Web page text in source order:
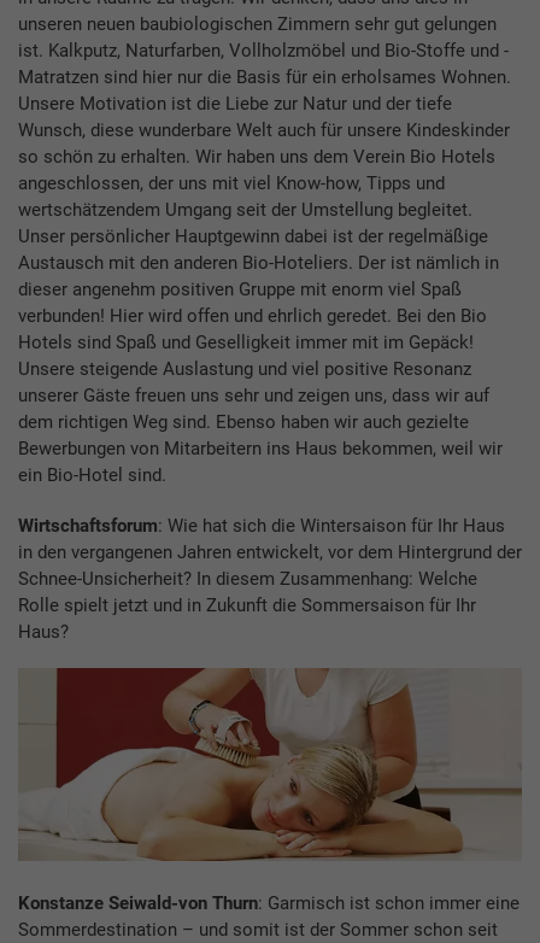
unseren neuen baubiologischen Zimmern sehr gut gelungen
ist. Kalkputz, Naturfarben, Vollholzmöbel und Bio-Stoffe und -
Matratzen sind hier nur die Basis für ein erholsames Wohnen.
Unsere Motivation ist die Liebe zur Natur und der tiefe
Wunsch, diese wunderbare Welt auch für unsere Kindeskinder
so schön zu erhalten. Wir haben uns dem Verein Bio Hotels
angeschlossen, der uns mit viel Know-how, Tipps und
wertschätzendem Umgang seit der Umstellung begleitet.
Unser persönlicher Hauptgewinn dabei ist der regelmäßige
Austausch mit den anderen Bio-Hoteliers. Der ist nämlich in
dieser angenehm positiven Gruppe mit enorm viel Spaß
verbunden! Hier wird offen und ehrlich geredet. Bei den Bio
Hotels sind Spaß und Geselligkeit immer mit im Gepäck!
Unsere steigende Auslastung und viel positive Resonanz
unserer Gäste freuen uns sehr und zeigen uns, dass wir auf
dem richtigen Weg sind. Ebenso haben wir auch gezielte
Bewerbungen von Mitarbeitern ins Haus bekommen, weil wir
ein Bio-Hotel sind.
Wirtschaftsforum: Wie hat sich die Wintersaison für Ihr Haus
in den vergangenen Jahren entwickelt, vor dem Hintergrund der
Schnee-Unsicherheit? In diesem Zusammenhang: Welche
Rolle spielt jetzt und in Zukunft die Sommersaison für Ihr
Haus?
Konstanze Seiwald-von Thurn: Garmisch ist schon immer eine
Sommerdestination – und somit ist der Sommer schon seit